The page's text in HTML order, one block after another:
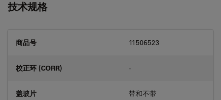
技术规格
商品号 11506523
校正环 (CORR) -
盖玻片 带和不带